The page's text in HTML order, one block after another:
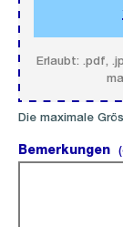
Erlaubt: .pdf,
Die maximale
Bemerkungen